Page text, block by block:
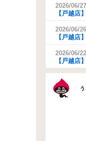
2026/06/27
【戸越店
2026/06/26
【戸越店
2026/06/22
【戸越店